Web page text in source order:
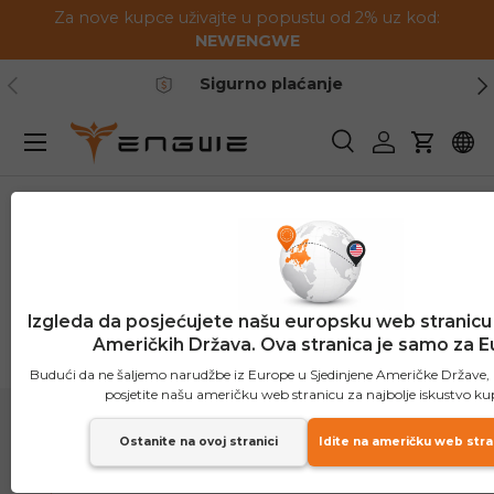
Preskoči na sadržaj
Za nove kupce uživajte u popustu od 2% uz kod:
NEWENGWE
Prethodno
Sigurno plaćanje
Pretraživanje
Prijavite se
Košarica
Jelovnik
Prava intelektualnog
Izgleda da posjećujete našu europsku web
Američkih Država. Ova stranica je samo za
Budući da ne šaljemo narudžbe iz Europe u Sjedinjene Američke
posjetite našu američku web stranicu za najbolje iskustvo
Ostanite na ovoj stranici Idite na američku web